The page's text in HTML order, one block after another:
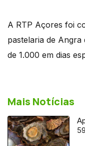
A RTP Açores foi
pastelaria de
de 1.000 em dias
Mais Notícias